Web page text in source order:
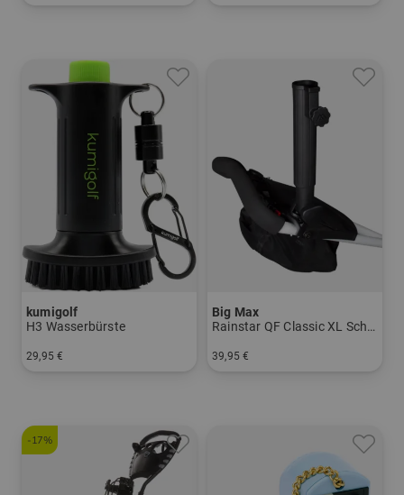
kumigolf
H3 Wasserbürste
29,95 €
Big Max
Rainstar QF Classic XL Schirmhalter
39,95 €
-17%